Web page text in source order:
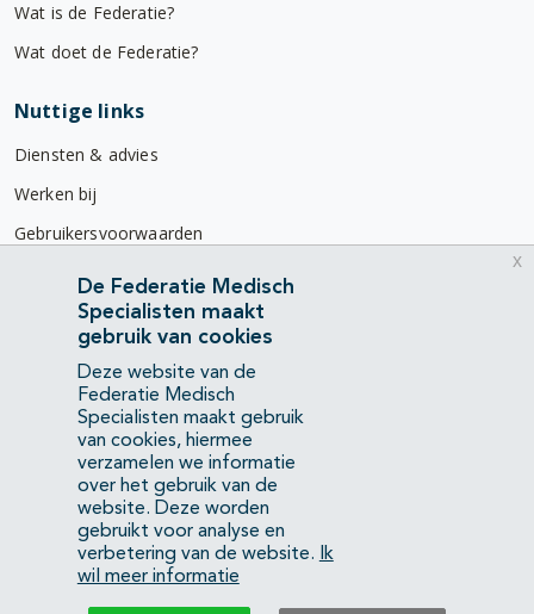
Wat is de Federatie?
Wat doet de Federatie?
Nuttige links
Diensten & advies
Werken bij
Gebruikersvoorwaarden
Privacyverklaring
Contact
Mercatorlaan 1200
3528 BL Utrecht
(088) 505 34 34
info@richtlijnendatabase.nl
YouTubeLinkedIn
De Federatie Medisch
Specialisten maakt
gebruik van cookies
Deze website van de
Federatie Medisch
Specialisten maakt gebruik
van cookies, hiermee
verzamelen we informatie
over het gebruik van de
website. Deze worden
gebruikt voor analyse en
verbetering van de website.
Ik
wil meer informatie
x